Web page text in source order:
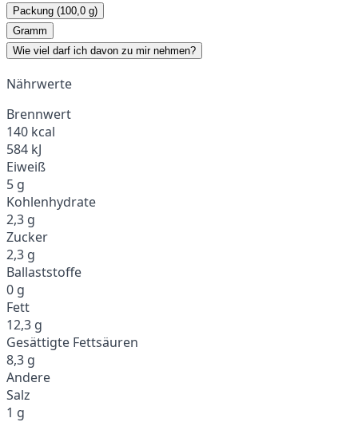
Packung (100,0 g)
Gramm
Wie viel darf ich davon zu mir nehmen?
Nährwerte
Brennwert
140 kcal
584 kJ
Eiweiß
5 g
Kohlenhydrate
2,3 g
Zucker
2,3 g
Ballaststoffe
0 g
Fett
12,3 g
Gesättigte Fettsäuren
8,3 g
Andere
Salz
1 g